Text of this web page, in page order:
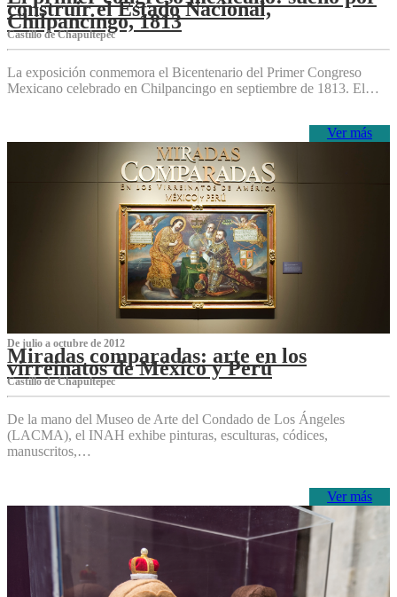
construir el Estado Nacional,
Chilpancingo, 1813
Castillo de Chapultepec
La exposición conmemora el Bicentenario del Primer Congreso
Mexicano celebrado en Chilpancingo en septiembre de 1813. El…
Ver más
De julio a octubre de 2012
Miradas comparadas: arte en los
virreinatos de México y Perú
Castillo de Chapultepec
De la mano del Museo de Arte del Condado de Los Ángeles
(LACMA), el INAH exhibe pinturas, esculturas, códices,
manuscritos,…
Ver más